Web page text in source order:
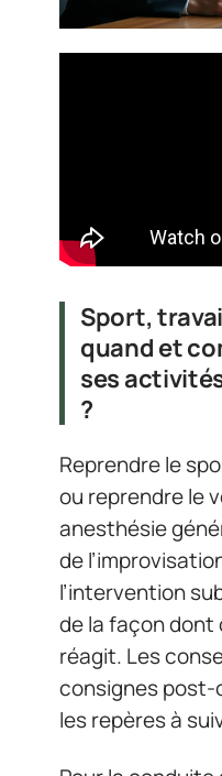
Sport,
quand et
ses
?
Reprendre le
ou reprendre le
anesthésie
de
l’intervention
de la façon dont
réagit. Les
consignes
les repères à